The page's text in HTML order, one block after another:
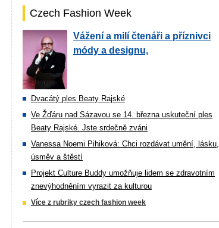
Czech Fashion Week
Vážení a milí čtenáři a příznivci
módy a designu,
Dvacátý ples Beaty Rajské
Ve Žďáru nad Sázavou se 14. března uskuteční ples
Beaty Rajské. Jste srdečně zváni
Vanessa Noemi Pihiková: Chci rozdávat umění, lásku,
úsměv a štěstí
Projekt Culture Buddy umožňuje lidem se zdravotním
znevýhodněním vyrazit za kulturou
Více z rubriky czech fashion week